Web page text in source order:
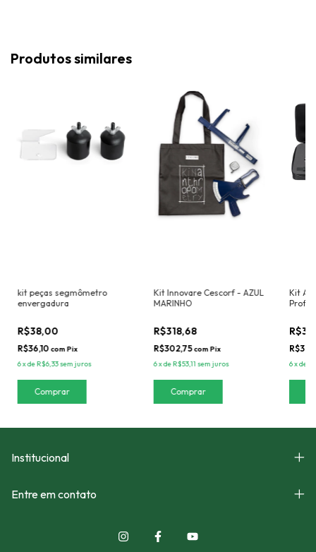
Produtos similares
kit peças segmômetro
envergadura
R$38,00
R$36,10 com Pix
6xdeR$6,33sem juros
Kit Innovare Cescorf - AZUL
MARINHO
R$318,68
R$302,75com Pix
6xdeR$53,11 sem juros
Kit
6xde
Institucional
Entre em contato